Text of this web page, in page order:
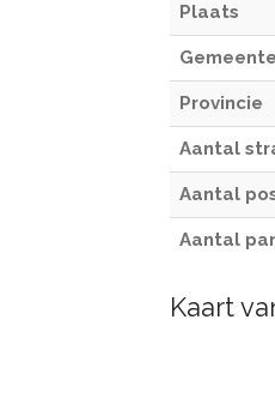
Plaats
Gemeente
Provincie
Aantal
Aantal
Aantal
Kaart